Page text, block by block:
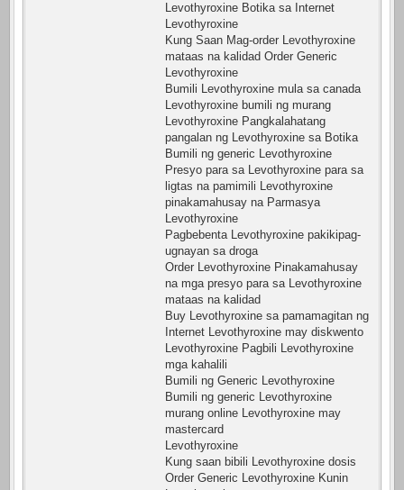
Levothyroxine Botika sa Internet
Levothyroxine
Kung Saan Mag-order Levothyroxine
mataas na kalidad Order Generic
Levothyroxine
Bumili Levothyroxine mula sa canada
Levothyroxine bumili ng murang
Levothyroxine Pangkalahatang
pangalan ng Levothyroxine sa Botika
Bumili ng generic Levothyroxine
Presyo para sa Levothyroxine para sa
ligtas na pamimili Levothyroxine
pinakamahusay na Parmasya
Levothyroxine
Pagbebenta Levothyroxine pakikipag-
ugnayan sa droga
Order Levothyroxine Pinakamahusay
na mga presyo para sa Levothyroxine
mataas na kalidad
Buy Levothyroxine sa pamamagitan ng
Internet Levothyroxine may diskwento
Levothyroxine Pagbili Levothyroxine
mga kahalili
Bumili ng Generic Levothyroxine
Bumili ng generic Levothyroxine
murang online Levothyroxine may
mastercard
Levothyroxine
Kung saan bibili Levothyroxine dosis
Order Generic Levothyroxine Kunin